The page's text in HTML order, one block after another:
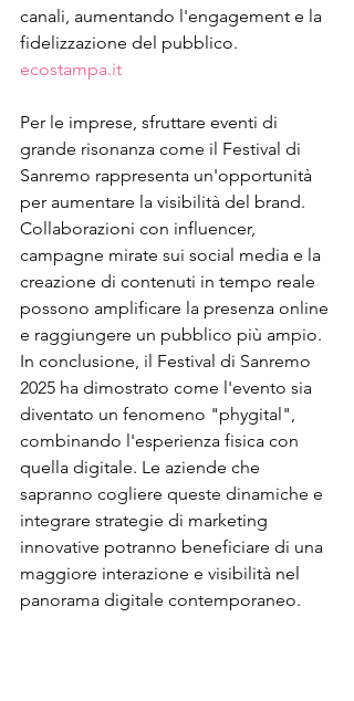
canali, aumentando l'engagement e la
fidelizzazione del pubblico.
ecostampa.it
Per le imprese, sfruttare eventi di
grande risonanza come il Festival di
Sanremo rappresenta un'opportunità
per aumentare la visibilità del brand.
Collaborazioni con influencer,
campagne mirate sui social media e la
creazione di contenuti in tempo reale
possono amplificare la presenza online
e raggiungere un pubblico più ampio.
In conclusione, il Festival di Sanremo
2025 ha dimostrato come l'evento sia
diventato un fenomeno "phygital",
combinando l'esperienza fisica con
quella digitale. Le aziende che
sapranno cogliere queste dinamiche e
integrare strategie di marketing
innovative potranno beneficiare di una
maggiore interazione e visibilità nel
panorama digitale contemporaneo.